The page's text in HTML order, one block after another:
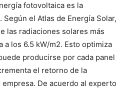
fotovoltaica es la
el Atlas de Energía Solar,
las radiaciones solares más
a los 6.5 kW/m2. Esto optimiza
producirse por cada panel
el retorno de la
De acuerdo al experto